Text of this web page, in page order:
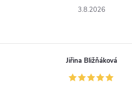
3.8.2026
Jiřina Bližňáková